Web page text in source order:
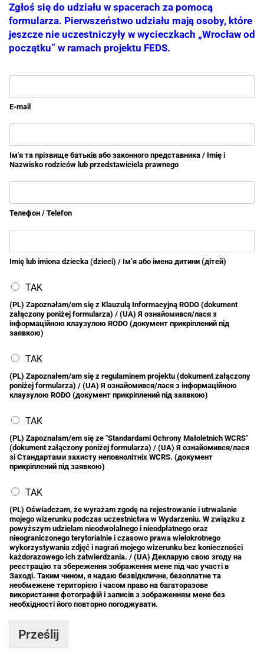
Zgłoś się do udziału w spacerach za pomocą
formularza. Pierwszeństwo udziału mają osoby, które
jeszcze nie uczestniczyły w wycieczkach „Wrocław od
początku” w ramach projektu FEDS.
E-mail
Ім'я та прізвище батьків або законного представника / Imię i
Nazwisko rodziców lub przedstawiciela prawnego
Телефон / Telefon
Imię lub imiona dziecka (dzieci) / Ім’я або імена дитини (дітей)
TAK
(PL) Zapoznałam/em się z Klauzulą Informacyjną RODO (dokument
załączony poniżej formularza) / (UA) Я ознайомився/лася з
інформаційною клаузулою RODO (документ прикріплений під
заявкою)
TAK
(PL) Zapoznałem/am się z regulaminem projektu (dokument załączony
poniżej formularza) / (UA) Я ознайомився/лася з інформаційною
клаузулою RODO (документ прикріплений під заявкою)
TAK
(PL) Zapoznałam/em się ze "Standardami Ochrony Małoletnich WCRS"
(dokument załączony poniżej formularza) / (UA) Я ознайомився/лася
зі Стандартами захисту неповнолітніх WCRS. (документ
прикріплений під заявкою)
TAK
(PL) Oświadczam, że wyrażam zgodę na rejestrowanie i utrwalanie
mojego wizerunku podczas uczestnictwa w Wydarzeniu. W związku z
powyższym udzielam nieodwołalnego i nieodpłatnego oraz
nieograniczonego terytorialnie i czasowo prawa wielokrotnego
wykorzystywania zdjęć i nagrań mojego wizerunku bez konieczności
każdorazowego ich zatwierdzania. / (UA) Декларую свою згоду на
реєстрацію та збереження зображення мене під час участі в
Заході. Таким чином, я надаю безвідкличне, безоплатне та
необмежене територією і часом право на багаторазове
використання фотографій і записів з зображенням мене без
необхідності його повторно погоджувати.
Prześlij